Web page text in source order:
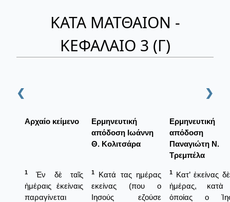
ΚΑΤΑ ΜΑΤΘΑΙΟΝ -
ΚΕΦΑΛΑΙΟ 3 (Γ)
❮ ❯
Αρχαίο κείμενο
Ερμηνευτική
απόδοση Ιωάννη
Θ. Κολιτσάρα
Ερμηνευτική
απόδοση
Παναγιώτη Ν.
Τρεμπέλα
1
Ἐν δὲ ταῖς
ἡμέραις ἐκείναις
παραγίνεται
1
Κατά τας ημέρας
εκείνας (που ο
Ιησούς εζούσε
1
Κατ’ ἐκείνας
ἡμέρας, κατὰ
ὁποίας ο